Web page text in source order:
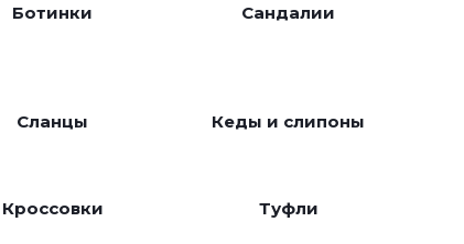
Ботинки Сандалии
Сланцы Кеды и слипоны
Кроссовки Туфли